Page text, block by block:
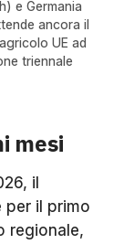
e Germania
ancora il
UE ad
triennale
mesi
il
per il primo
regionale,